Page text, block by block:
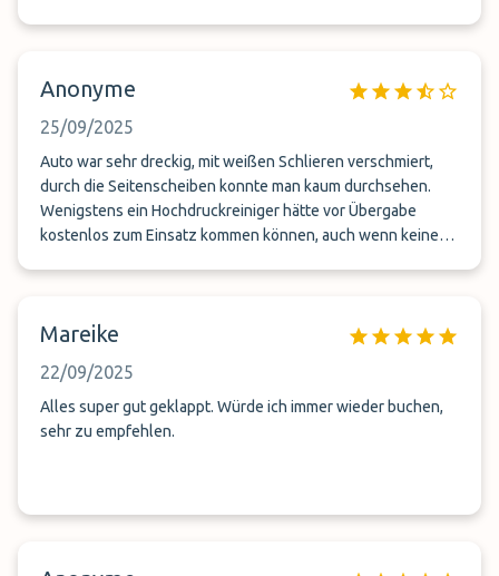
Anonyme
25/09/2025
Auto war sehr dreckig, mit weißen Schlieren verschmiert,
durch die Seitenscheiben konnte man kaum durchsehen.
Wenigstens ein Hochdruckreiniger hätte vor Übergabe
kostenlos zum Einsatz kommen können, auch wenn keine
Mareike
22/09/2025
Alles super gut geklappt. Würde ich immer wieder buchen,
sehr zu empfehlen.